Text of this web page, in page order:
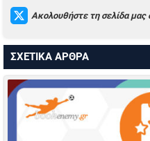
Ακολουθήστε τη σελίδα μας
ΣΧΕΤΙΚΑ ΑΡΘΡΑ